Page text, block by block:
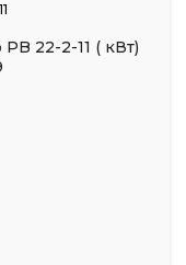
22-2-11 ( кВт)